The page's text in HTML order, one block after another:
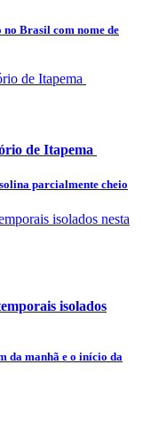
no Brasil com nome de
de Itapema
parcialmente cheio
isolados
da manhã e o início da